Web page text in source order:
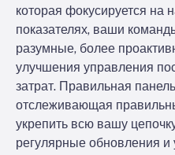
которая фокусируется на
показателях, ваши
разумные, более
улучшения управления
затрат. Правильная
отслеживающая
укрепить всю вашу
регулярные обновления и